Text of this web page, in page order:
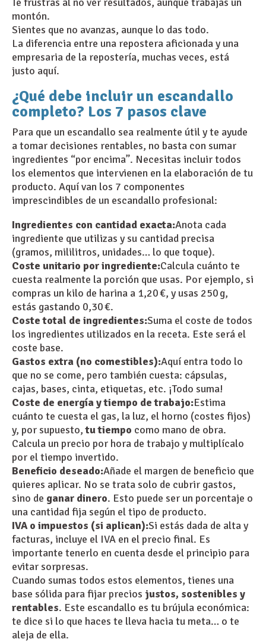
montón.
Sientes que no avanzas, aunque lo das todo.
La diferencia entre una repostera aficionada y una
empresaria de la repostería, muchas veces, está
justo aquí.
¿Qué debe incluir un escandallo
completo? Los 7 pasos clave
Para que un escandallo sea realmente útil y te ayude
a tomar decisiones rentables, no basta con sumar
ingredientes “por encima”. Necesitas incluir todos
los elementos que intervienen en la elaboración de tu
producto. Aquí van los 7 componentes
imprescindibles de un escandallo profesional:
Ingredientes con cantidad exacta:Anota cada
ingrediente que utilizas y su cantidad precisa
(gramos, mililitros, unidades… lo que toque).
Coste unitario por ingrediente:Calcula cuánto te
cuesta realmente la porción que usas. Por ejemplo, si
compras un kilo de harina a 1,20 €, y usas 250 g,
estás gastando 0,30 €.
Coste total de ingredientes:Suma el coste de todos
los ingredientes utilizados en la receta. Este será el
coste base.
Gastos extra (no comestibles):Aquí entra todo lo
que no se come, pero también cuesta: cápsulas,
cajas, bases, cinta, etiquetas, etc. ¡Todo suma!
Coste de energía y tiempo de trabajo:Estima
cuánto te cuesta el gas, la luz, el horno (costes fijos)
y, por supuesto,tu tiempo como mano de obra.
Calcula un precio por hora de trabajo y multiplícalo
por el tiempo invertido.
Beneficio deseado:Añade el margen de beneficio que
quieres aplicar. No se trata solo de cubrir gastos,
sino de ganar dinero. Esto puede ser un porcentaje o
una cantidad fija según el tipo de producto.
IVA o impuestos (si aplican):Si estás dada de alta y
facturas, incluye el IVA en el precio final. Es
importante tenerlo en cuenta desde el principio para
evitar sorpresas.
Cuando sumas todos estos elementos, tienes una
base sólida para fijar precios justos, sostenibles y
rentables. Este escandallo es tu brújula económica:
te dice si lo que haces te lleva hacia tu meta… o te
aleja de ella.